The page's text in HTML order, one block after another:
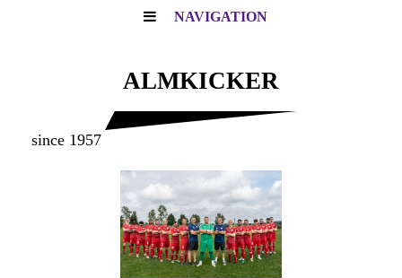
NAVIGATION
ALMKICKER
since 1957